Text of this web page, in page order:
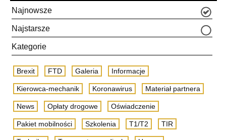
Najnowsze
Najstarsze
Kategorie
Brexit FTD Galeria Informacje
Kierowca-mechanik Koronawirus Materiał partnera
News Opłaty drogowe Oświadczenie
Pakiet mobilności Szkolenia T1/T2 TIR